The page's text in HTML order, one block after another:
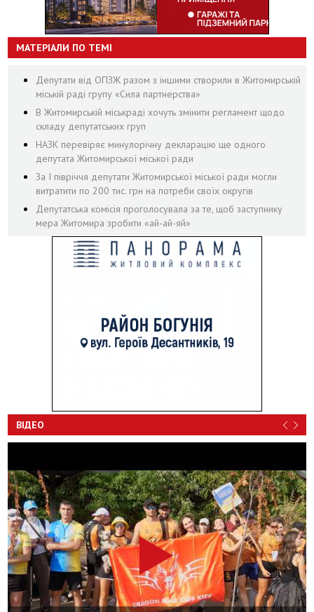
МАТЕРІАЛИ ПО ТЕМІ
Депутати від ОПЗЖ разом з іншими створили в Житомирській
міській раді групу «Сила партнерства»
В Житомирській міськраді хочуть змінити регламент щодо
складу депутатських груп
НАЗК перевіряє минулорічну декларацію ще одного
депутата Житомирської міської ради
За І півріччя депутати Житомирської міської ради могли
витратити по 200 тис. грн на потреби своїх округів
Депутатська комісія проголосувала за те, щоб заступнику
мера Житомира зробити «ай-ай-яй»
ВІДЕО